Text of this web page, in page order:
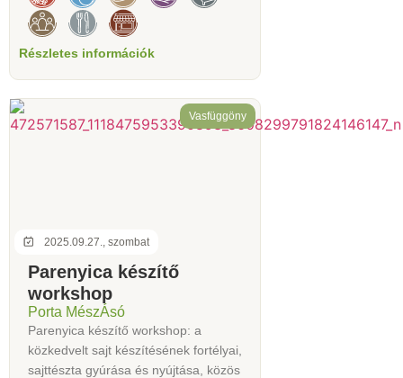
Részletes információk
2025.09.27., szombat
Vasfüggöny
Parenyica készítő
workshop
Porta MészÁsó
Parenyica készítő workshop: a
közkedvelt sajt készítésének fortélyai,
sajttészta gyúrása és nyújtása, közös